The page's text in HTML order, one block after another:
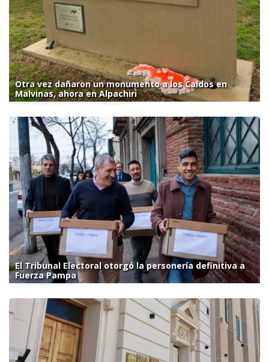
Otra vez dañaron un monumento a los Caídos en
Malvinas, ahora en Alpachiri
El Tribunal Electoral otorgó la personería definitiva a
Fuerza Pampa